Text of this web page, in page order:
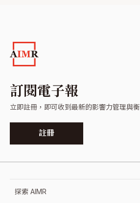
訂閱電子報
立即註冊，即可收到最新的影響力管理與
註冊
探索 AIMR